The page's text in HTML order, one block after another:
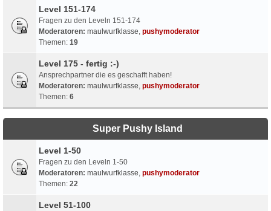
Level 151-174
Fragen zu den Leveln 151-174
Moderatoren: maulwurfklasse, pushymoderator
Themen: 19
Level 175 - fertig :-)
Ansprechpartner die es geschafft haben!
Moderatoren: maulwurfklasse, pushymoderator
Themen: 6
Super Pushy Island
Level 1-50
Fragen zu den Leveln 1-50
Moderatoren: maulwurfklasse, pushymoderator
Themen: 22
Level 51-100